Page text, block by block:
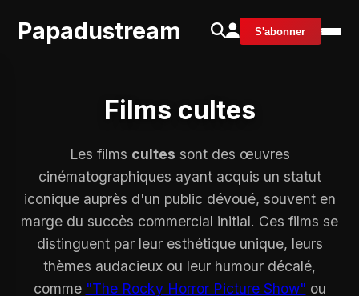
Papadustream S'abonner
Films cultes
Les films cultes sont des œuvres
cinématographiques ayant acquis un statut
iconique auprès d'un public dévoué, souvent en
marge du succès commercial initial. Ces films se
distinguent par leur esthétique unique, leurs
thèmes audacieux ou leur humour décalé,
comme "The Rocky Horror Picture Show" ou